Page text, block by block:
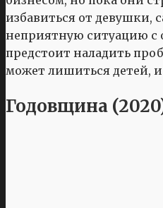
избавиться от девушки,
неприятную ситуацию с
предстоит наладить
может лишиться детей,
Годовщина